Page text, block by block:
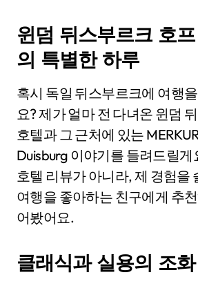
윈덤 뒤스부르크 호
의 특별한 하루
혹시 독일 뒤스부르크에 여행을 계획 중이신가
요? 제가 얼마 전 다녀온 윈덤
호텔과 그 근처에 있는
Duisburg 이야기를 들려드릴게
호텔 리뷰가 아니라, 제 경험을
여행을 좋아하는 친구에게 추
어봤어요.
클래식과 실용의 조화